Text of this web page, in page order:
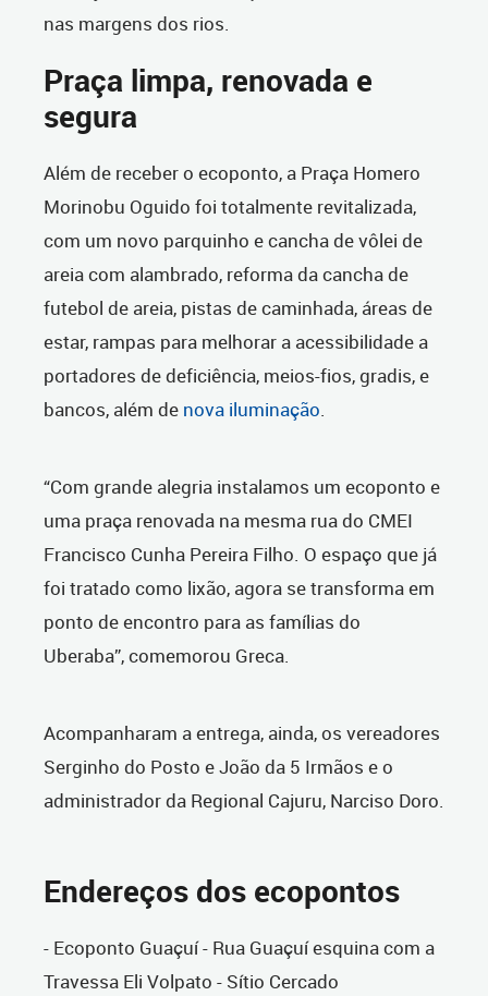
nas margens dos rios.
Praça limpa, renovada e
segura
Além de receber o ecoponto, a Praça Homero
Morinobu Oguido foi totalmente revitalizada,
com um novo parquinho e cancha de vôlei de
areia com alambrado, reforma da cancha de
futebol de areia, pistas de caminhada, áreas de
estar, rampas para melhorar a acessibilidade a
portadores de deficiência, meios-fios, gradis, e
bancos, além de nova iluminação.
“Com grande alegria instalamos um ecoponto e
uma praça renovada na mesma rua do CMEI
Francisco Cunha Pereira Filho. O espaço que já
foi tratado como lixão, agora se transforma em
ponto de encontro para as famílias do
Uberaba”, comemorou Greca.
Acompanharam a entrega, ainda, os vereadores
Serginho do Posto e João da 5 Irmãos e o
administrador da Regional Cajuru, Narciso Doro.
Endereços dos ecopontos
- Ecoponto Guaçuí - Rua Guaçuí esquina com a
Travessa Eli Volpato - Sítio Cercado